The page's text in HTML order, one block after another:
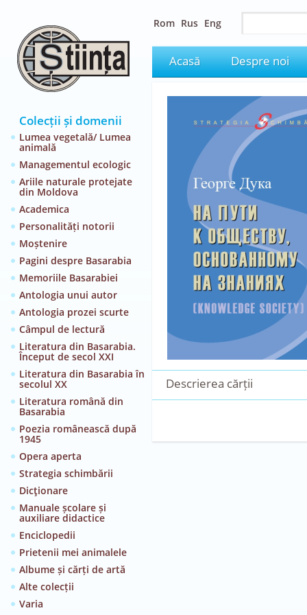
Colecții și domenii
Lumea vegetală/ Lumea
animală
Managementul ecologic
Ariile naturale protejate
din Moldova
Academica
Personalități notorii
Moștenire
Pagini despre Basarabia
Memoriile Basarabiei
Antologia unui autor
Antologia prozei scurte
Câmpul de lectură
Literatura din Basarabia.
Început de secol XXI
Literatura din Basarabia în
secolul XX
Literatura română din
Basarabia
Poezia românească după
1945
Opera aperta
Strategia schimbării
Dicţionare
Manuale școlare și
auxiliare didactice
Enciclopedii
Prietenii mei animalele
Albume și cărți de artă
Alte colecții
Varia
Rom Rus Eng
Acasă Despre noi
Descrierea cărții